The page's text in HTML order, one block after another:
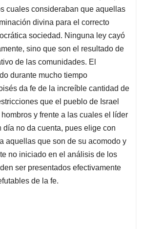
cuales consideraban que aquellas
divina para el correcto
sociedad. Ninguna ley cayó
sino que son el resultado de
de las comunidades. El
durante mucho tiempo
da fe de la increíble cantidad de
que el pueblo de Israel
y frente a las cuales el líder
día no da cuenta, pues elige con
aquellas que son de su acomodo y
no iniciado en el análisis de los
ser presentados efectivamente
de la fe.